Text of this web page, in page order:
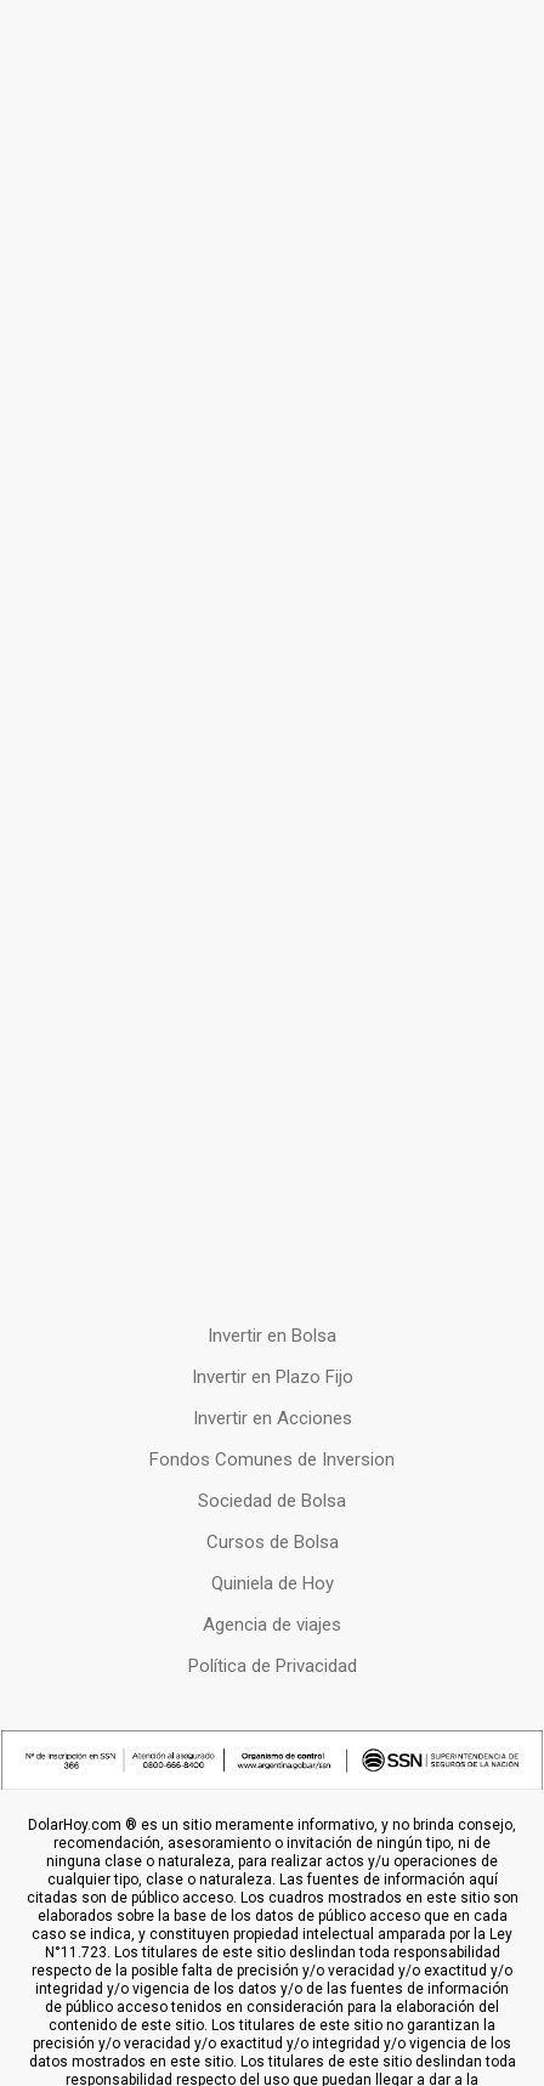
Invertir en Bolsa
Invertir en Plazo Fijo
Invertir en Acciones
Fondos Comunes de Inversion
Sociedad de Bolsa
Cursos de Bolsa
Quiniela de Hoy
Agencia de viajes
Política de Privacidad
DolarHoy.com ® es un sitio meramente informativo, y no brinda consejo,
recomendación, asesoramiento o invitación de ningún tipo, ni de
ninguna clase o naturaleza, para realizar actos y/u operaciones de
cualquier tipo, clase o naturaleza. Las fuentes de información aquí
citadas son de público acceso. Los cuadros mostrados en este sitio son
elaborados sobre la base de los datos de público acceso que en cada
caso se indica, y constituyen propiedad intelectual amparada por la Ley
N°11.723. Los titulares de este sitio deslindan toda responsabilidad
respecto de la posible falta de precisión y/o veracidad y/o exactitud y/o
integridad y/o vigencia de los datos y/o de las fuentes de información
de público acceso tenidos en consideración para la elaboración del
contenido de este sitio. Los titulares de este sitio no garantizan la
precisión y/o veracidad y/o exactitud y/o integridad y/o vigencia de los
datos mostrados en este sitio. Los titulares de este sitio deslindan toda
responsabilidad respecto del uso que puedan llegar a dar a la